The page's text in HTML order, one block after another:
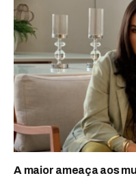
A maior ameaça aos